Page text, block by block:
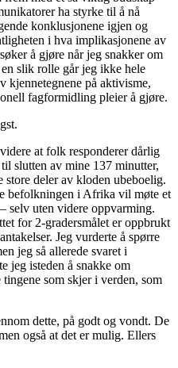
ha styrke til å nå
konklusjonene igjen og
i hva implikasjonene av
å gjøre når jeg snakker om
slik rolle går jeg ikke hele
på aktivisme,
fagformidling pleier å gjøre.
at folk responderer dårlig
slutten av mine 137 minutter,
deler av kloden ubeboelig.
befolkningen i Afrika vil møte et
selv uten videre oppvarming.
for 2-gradersmålet er oppbrukt
Jeg vurderte å spørre
jeg så allerede svaret i
jeg isteden å snakke om
som skjer i verden, som
dette, på godt og vondt. De
også at det er mulig. Ellers